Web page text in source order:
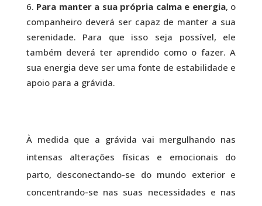
Para manter a sua própria calma e energia, o
companheiro deverá ser capaz de manter a sua
serenidade. Para que isso seja possível, ele
também deverá ter aprendido como o fazer. A
sua energia deve ser uma fonte de estabilidade e
apoio para a grávida.
À medida que a grávida vai mergulhando nas
intensas alterações físicas e emocionais do
parto, desconectando-se do mundo exterior e
concentrando-se nas suas necessidades e nas